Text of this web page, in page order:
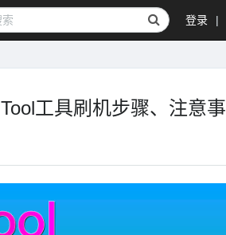
登录 |
工具刷机步骤、注意事